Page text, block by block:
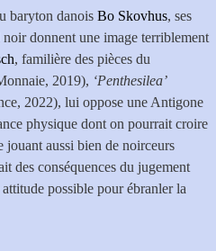
baryton danois Bo Skovhus, ses
donnent une image terriblement
, familière des pièces du
2019), ‘Penthesilea’
2022), lui oppose une Antigone
physique dont on pourrait croire
jouant aussi bien de noirceurs
des conséquences du jugement
possible pour ébranler la